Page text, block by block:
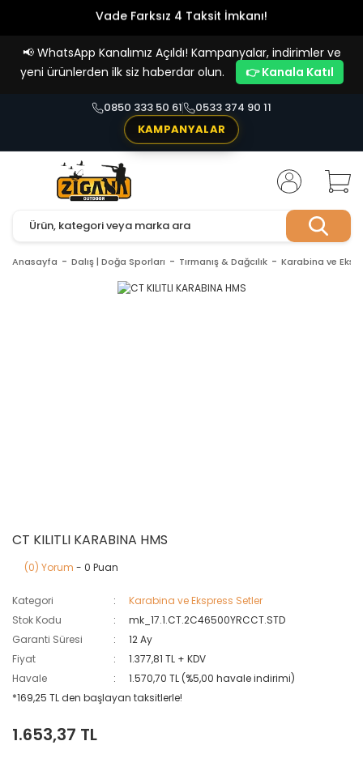
Vade Farksız 4 Taksit İmkanı!
📢 WhatsApp Kanalımız Açıldı! Kampanyalar, indirimler ve
yeni ürünlerden ilk siz haberdar olun.
👉 Kanala Katıl
0850 333 50 61
0533 374 90 11
KAMPANYALAR
Anasayfa Dalış | Doğa Sporları Tırmanış & Dağcılık Karabina ve
CT KILITLI KARABINA HMS
(0) Yorum - 0 Puan
Kategori
Karabina ve Ekspress Setler
Stok Kodu
mk_17.1.CT.2C46500YRCCT.STD
Garanti Süresi
12 Ay
Fiyat
1.377,81 TL + KDV
Havale
1.570,70 TL (%5,00 havale indirimi)
*169,25 TL den başlayan taksitlerle!
1.653,37 TL